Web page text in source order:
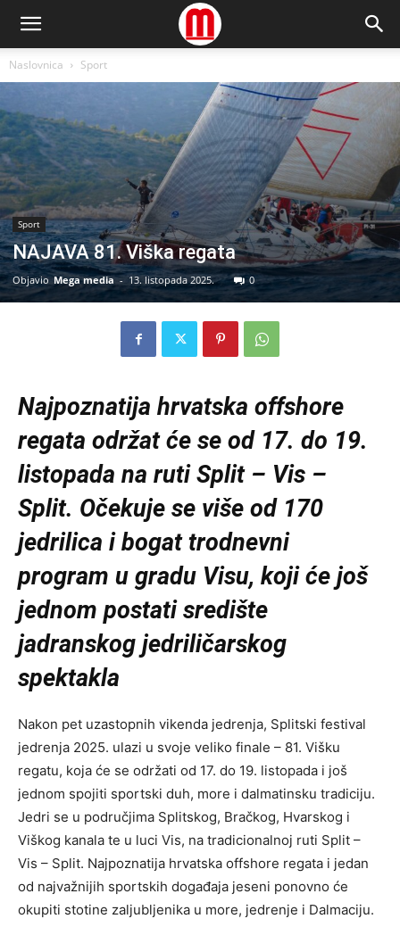
Naslovnica Sport
Sport
NAJAVA 81. Viška regata
Objavio Mega media - 13. listopada 2025. 0
Najpoznatija hrvatska offshore
regata održat će se od 17. do 19.
listopada na ruti Split – Vis –
Split. Očekuje se više od 170
jedrilica i bogat trodnevni
program u gradu Visu, koji će još
jednom postati središte
jadranskog jedriličarskog
spektakla
Nakon pet uzastopnih vikenda jedrenja, Splitski festival
jedrenja 2025. ulazi u svoje veliko finale – 81. Višku
regatu, koja će se održati od 17. do 19. listopada i još
jednom spojiti sportski duh, more i dalmatinsku tradiciju.
Jedri se u područjima Splitskog, Bračkog, Hvarskog i
Viškog kanala te u luci Vis, na tradicionalnoj ruti Split –
Vis – Split. Najpoznatija hrvatska offshore regata i jedan
od najvažnijih sportskih događaja jeseni ponovno će
okupiti stotine zaljubljenika u more, jedrenje i Dalmaciju.